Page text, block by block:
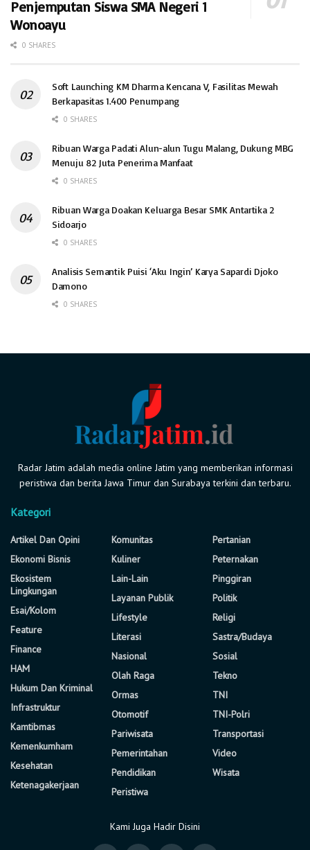
Penjemputan Siswa SMA Negeri 1
Wonoayu
0 SHARES
Soft Launching KM Dharma Kencana V, Fasilitas Mewah
Berkapasitas 1.400 Penumpang
0 SHARES
Ribuan Warga Padati Alun-alun Tugu Malang, Dukung MBG
Menuju 82 Juta Penerima Manfaat
0 SHARES
Ribuan Warga Doakan Keluarga Besar SMK Antartika 2
Sidoarjo
0 SHARES
Analisis Semantik Puisi ‘Aku Ingin’ Karya Sapardi Djoko
Damono
0 SHARES
Radar Jatim adalah media online Jatim yang memberikan informasi
peristiwa dan berita Jawa Timur dan Surabaya terkini dan terbaru.
Kategori
Artikel Dan Opini
Ekonomi Bisnis
Ekosistem
Lingkungan
Esai/Kolom
Feature
Finance
HAM
Hukum Dan Kriminal
Infrastruktur
Kamtibmas
Kemenkumham
Kesehatan
Ketenagakerjaan
Komunitas
Kuliner
Lain-Lain
Layanan Publik
Lifestyle
Literasi
Nasional
Olah Raga
Ormas
Otomotif
Pariwisata
Pemerintahan
Pendidikan
Peristiwa
Pertanian
Peternakan
Pinggiran
Politik
Religi
Sastra/Budaya
Sosial
Tekno
TNI
TNI-Polri
Transportasi
Video
Wisata
Kami Juga Hadir Disini